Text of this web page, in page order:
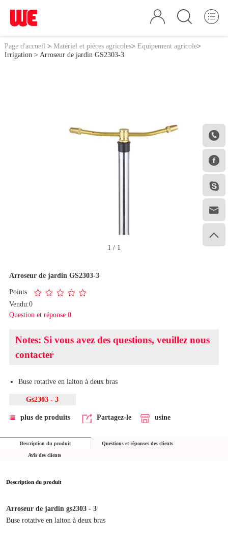





Page d'accueil > Matériel et pièces agricoles> Equipement agricole>
Irrigation > Arroseur de jardin GS2303-3
1 / 1
Arroseur de jardin GS2303-3
Points
Vendu:0
Question et réponse 0
Notes: Si vous avez des questions, veuillez nous
contacter
Buse rotative en laiton à deux bras
Gs2303 - 3
plus de produits Partagez-le usine
Description du produit Questions et réponses des clients
Avis des clients
Description du produit
Arroseur de jardin gs2303 - 3
Buse rotative en laiton à deux bras